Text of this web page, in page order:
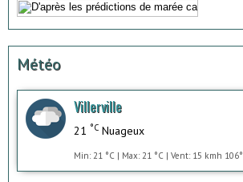
Météo
Villerville
21 °C Nuageux
Min: 21 °C | Max: 21 °C | Vent: 15 kmh 106°